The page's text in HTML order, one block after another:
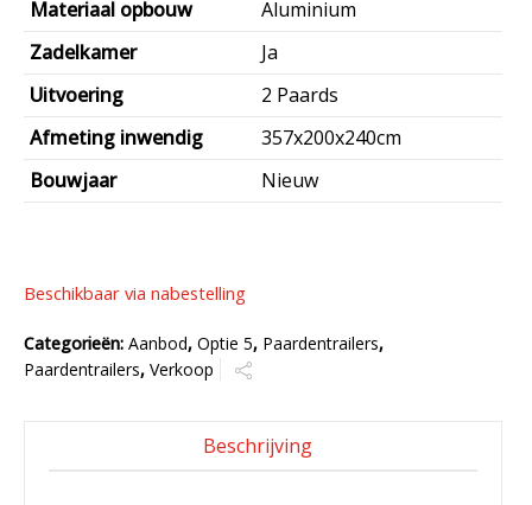
Materiaal opbouw
Aluminium
Zadelkamer
Ja
Uitvoering
2 Paards
Afmeting inwendig
357x200x240cm
Bouwjaar
Nieuw
Beschikbaar via nabestelling
Categorieën: Aanbod, Optie 5, Paardentrailers,
Paardentrailers, Verkoop
Beschrijving